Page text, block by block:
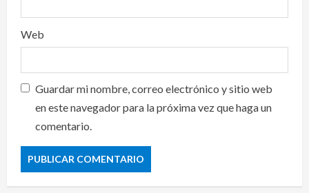
Web
Guardar mi nombre, correo electrónico y sitio web
en este navegador para la próxima vez que haga un
comentario.